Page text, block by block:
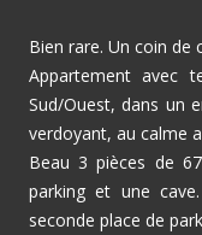
Bien rare. Un coin de
Appartement avec
Sud/Ouest, dans un
verdoyant, au calme
Beau 3 pièces de
parking et une
seconde place de